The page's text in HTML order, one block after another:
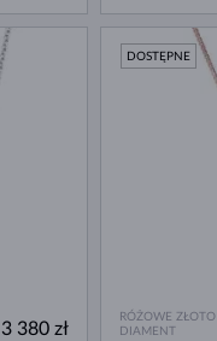
3 380 zł
RÓŻOWE ZŁOTO
DIAMENT
DOSTĘPNE